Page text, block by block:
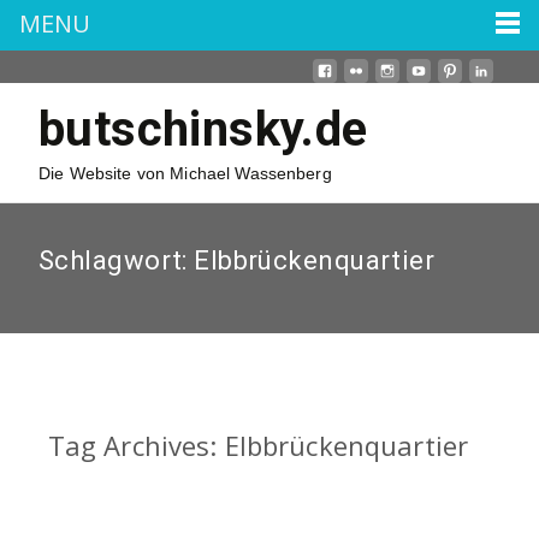
butschinsky.de
Die Website von Michael Wassenberg
Schlagwort: Elbbrückenquartier
Tag Archives: Elbbrückenquartier
MENU